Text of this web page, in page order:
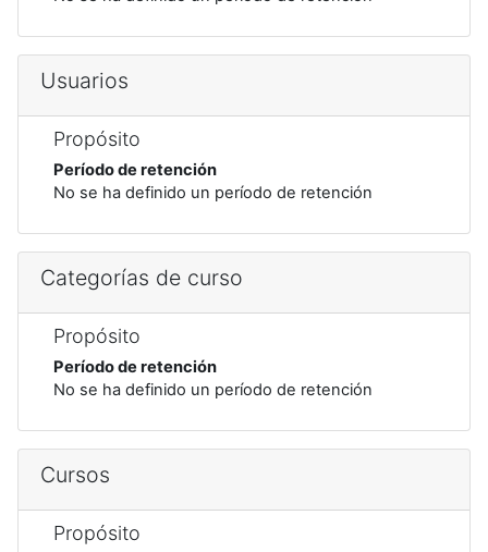
Usuarios
Propósito
Período de retención
No se ha definido un período de retención
Categorías de curso
Propósito
Período de retención
No se ha definido un período de retención
Cursos
Propósito